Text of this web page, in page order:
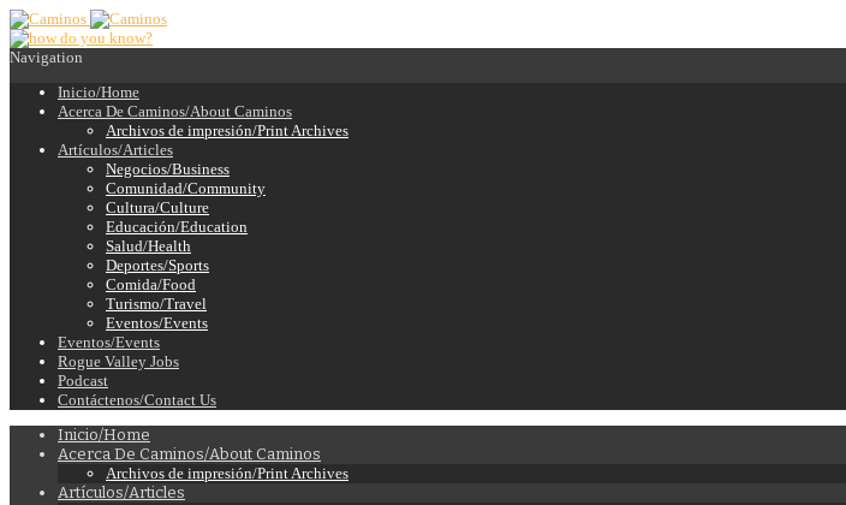
Navigation
Inicio/Home
Acerca De Caminos/About Caminos
Archivos de impresión/Print Archives
Artículos/Articles
Negocios/Business
Comunidad/Community
Cultura/Culture
Educación/Education
Salud/Health
Deportes/Sports
Comida/Food
Turismo/Travel
Eventos/Events
Eventos/Events
Rogue Valley Jobs
Podcast
Contáctenos/Contact Us
Inicio/Home
Acerca De Caminos/About Caminos
Archivos de impresión/Print Archives
Artículos/Articles